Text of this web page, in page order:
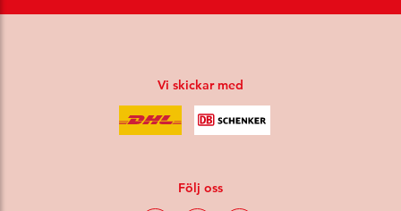
Vi skickar med
Följ oss